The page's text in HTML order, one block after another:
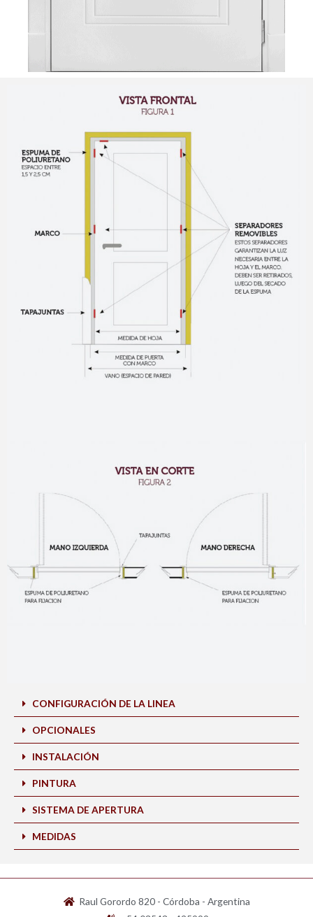
CONFIGURACIÓN DE LA LINEA
OPCIONALES
INSTALACIÓN
PINTURA
SISTEMA DE APERTURA
MEDIDAS
Raul Gorordo 820 - Córdoba - Argentina